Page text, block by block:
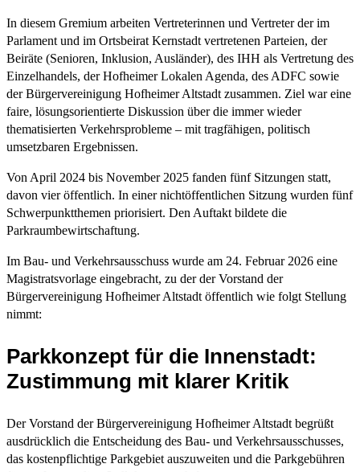
In diesem Gremium arbeiten Vertreterinnen und Vertreter der im
Parlament und im Ortsbeirat Kernstadt vertretenen Parteien, der
Beiräte (Senioren, Inklusion, Ausländer), des IHH als Vertretung des
Einzelhandels, der Hofheimer Lokalen Agenda, des ADFC sowie
der Bürgervereinigung Hofheimer Altstadt zusammen. Ziel war eine
faire, lösungsorientierte Diskussion über die immer wieder
thematisierten Verkehrsprobleme – mit tragfähigen, politisch
umsetzbaren Ergebnissen.
Von April 2024 bis November 2025 fanden fünf Sitzungen statt,
davon vier öffentlich. In einer nichtöffentlichen Sitzung wurden fünf
Schwerpunktthemen priorisiert. Den Auftakt bildete die
Parkraumbewirtschaftung.
Im Bau- und Verkehrsausschuss wurde am 24. Februar 2026 eine
Magistratsvorlage eingebracht, zu der der Vorstand der
Bürgervereinigung Hofheimer Altstadt öffentlich wie folgt Stellung
nimmt:
Parkkonzept für die Innenstadt:
Zustimmung mit klarer Kritik
Der Vorstand der Bürgervereinigung Hofheimer Altstadt begrüßt
ausdrücklich die Entscheidung des Bau- und Verkehrsausschusses,
das kostenpflichtige Parkgebiet auszuweiten und die Parkgebühren